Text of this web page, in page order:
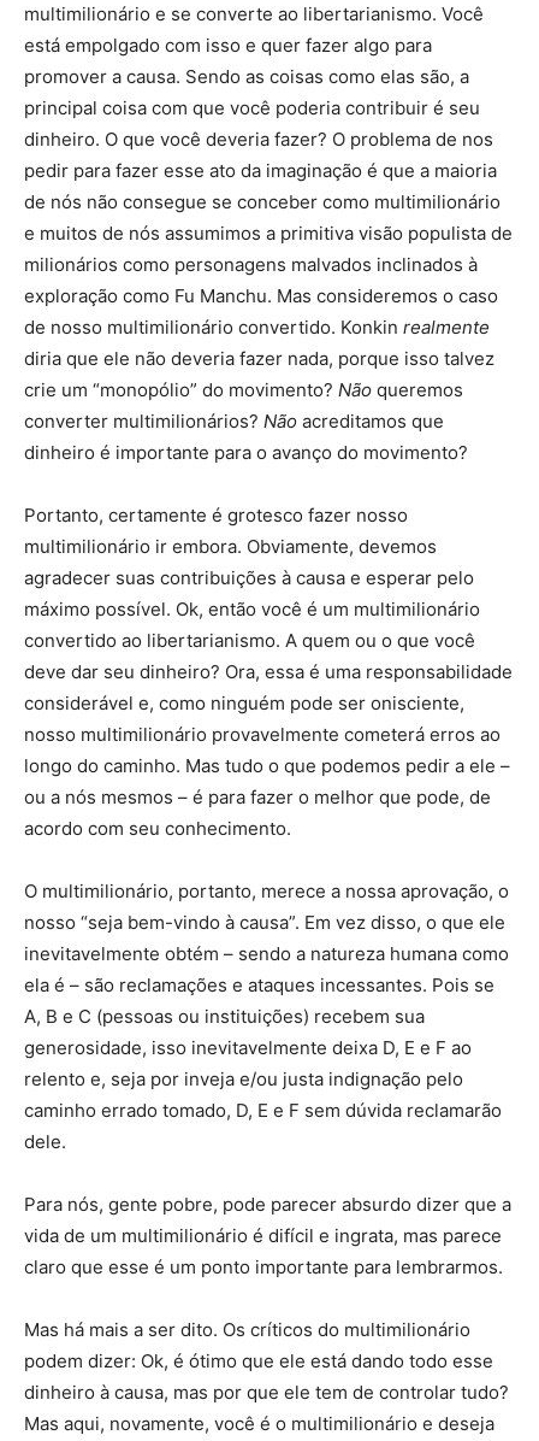
multimilionário e se converte ao libertarianismo. Você
está empolgado com isso e quer fazer algo para
promover a causa. Sendo as coisas como elas são, a
principal coisa com que você poderia contribuir é seu
dinheiro. O que você deveria fazer? O problema de nos
pedir para fazer esse ato da imaginação é que a maioria
de nós não consegue se conceber como multimilionário
e muitos de nós assumimos a primitiva visão populista de
milionários como personagens malvados inclinados à
exploração como Fu Manchu. Mas consideremos o caso
de nosso multimilionário convertido. Konkin realmente
diria que ele não deveria fazer nada, porque isso talvez
crie um “monopólio” do movimento? Não queremos
converter multimilionários? Não acreditamos que
dinheiro é importante para o avanço do movimento?
Portanto, certamente é grotesco fazer nosso
multimilionário ir embora. Obviamente, devemos
agradecer suas contribuições à causa e esperar pelo
máximo possível. Ok, então você é um multimilionário
convertido ao libertarianismo. A quem ou o que você
deve dar seu dinheiro? Ora, essa é uma responsabilidade
considerável e, como ninguém pode ser onisciente,
nosso multimilionário provavelmente cometerá erros ao
longo do caminho. Mas tudo o que podemos pedir a ele –
ou a nós mesmos – é para fazer o melhor que pode, de
acordo com seu conhecimento.
O multimilionário, portanto, merece a nossa aprovação, o
nosso “seja bem-vindo à causa”. Em vez disso, o que ele
inevitavelmente obtém – sendo a natureza humana como
ela é – são reclamações e ataques incessantes. Pois se
A, B e C (pessoas ou instituições) recebem sua
generosidade, isso inevitavelmente deixa D, E e F ao
relento e, seja por inveja e/ou justa indignação pelo
caminho errado tomado, D, E e F sem dúvida reclamarão
dele.
Para nós, gente pobre, pode parecer absurdo dizer que a
vida de um multimilionário é difícil e ingrata, mas parece
claro que esse é um ponto importante para lembrarmos.
Mas há mais a ser dito. Os críticos do multimilionário
podem dizer: Ok, é ótimo que ele está dando todo esse
dinheiro à causa, mas por que ele tem de controlar tudo?
Mas aqui, novamente, você é o multimilionário e deseja